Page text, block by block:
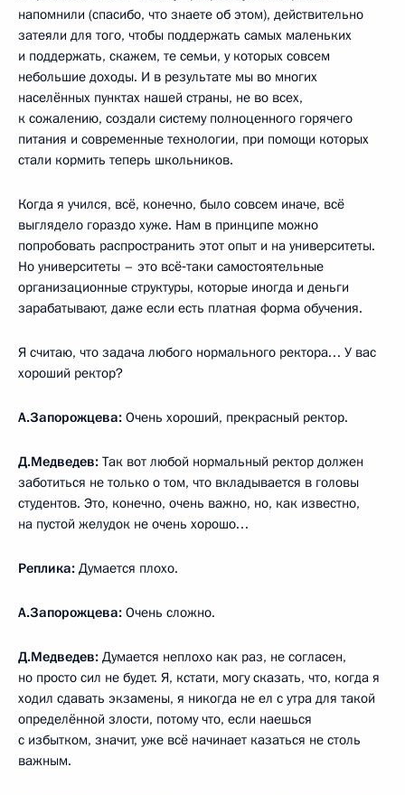
напомнили (спасибо, что знаете об этом), действительно
затеяли для того, чтобы поддержать самых маленьких
и поддержать, скажем, те семьи, у которых совсем
небольшие доходы. И в результате мы во многих
населённых пунктах нашей страны, не во всех,
к сожалению, создали систему полноценного горячего
питания и современные технологии, при помощи которых
стали кормить теперь школьников.
Когда я учился, всё, конечно, было совсем иначе, всё
выглядело гораздо хуже. Нам в принципе можно
попробовать распространить этот опыт и на университеты.
Но университеты – это всё‑таки самостоятельные
организационные структуры, которые иногда и деньги
зарабатывают, даже если есть платная форма обучения.
Я считаю, что задача любого нормального ректора… У вас
хороший ректор?
А.Запорожцева: Очень хороший, прекрасный ректор.
Д.Медведев: Так вот любой нормальный ректор должен
заботиться не только о том, что вкладывается в головы
студентов. Это, конечно, очень важно, но, как известно,
на пустой желудок не очень хорошо…
Реплика: Думается плохо.
А.Запорожцева: Очень сложно.
Д.Медведев: Думается неплохо как раз, не согласен,
но просто сил не будет. Я, кстати, могу сказать, что, когда я
ходил сдавать экзамены, я никогда не ел с утра для такой
определённой злости, потому что, если наешься
с избытком, значит, уже всё начинает казаться не столь
важным.